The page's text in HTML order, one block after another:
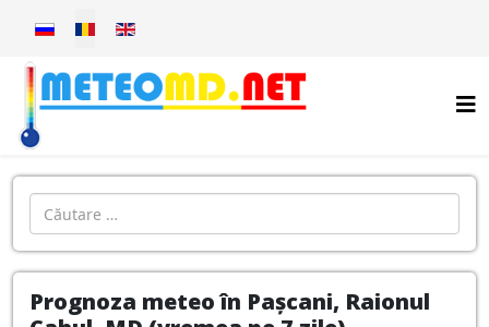
Selectați limba dvs
Introdu localitatea:
Prognoza meteo în Pașcani, Raionul